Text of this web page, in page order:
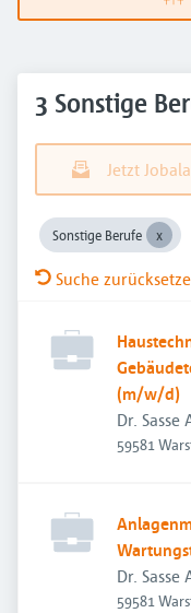
3 Sonstige
Jetzt
Sonstige Berufe
Suche
(m/w/d)
Dr. Sasse
59581
Dr. Sasse
59581